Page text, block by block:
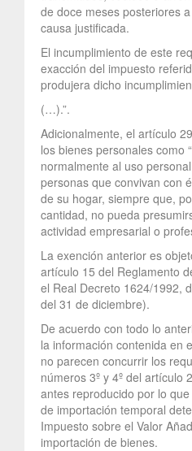
de doce meses posteriores
causa justificada.
El incumplimiento de este
exacción del impuesto
produjera dicho
(…).”.
Adicionalmente, el artículo
los bienes personales como
normalmente al uso
personas que convivan con
de su hogar, siempre que,
cantidad, no pueda
actividad empresarial o
La exención anterior es
artículo 15 del Reglamento
el Real Decreto 1624/1992,
del 31 de diciembre).
De acuerdo con todo lo
la información contenida en
no parecen concurrir los
números 3º y 4º del artículo
antes reproducido por lo
de importación temporal
Impuesto sobre el Valor
importación de bienes.